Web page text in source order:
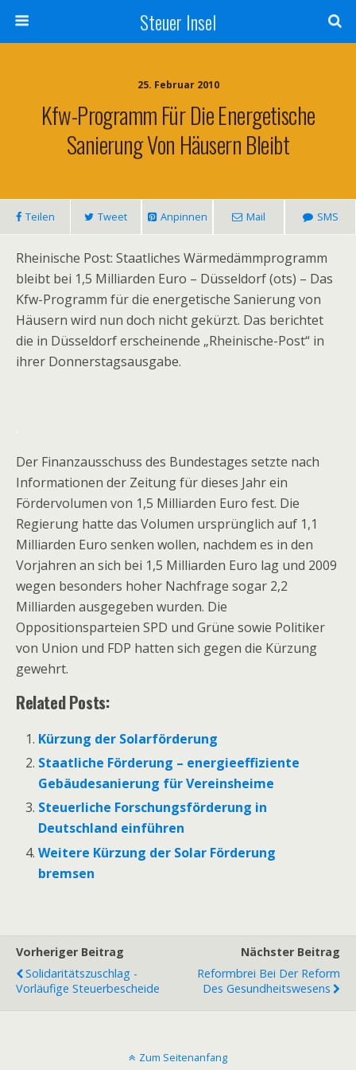
Steuer Insel
25. Februar 2010
Kfw-Programm Für Die Energetische
Sanierung Von Häusern Bleibt
Teilen Tweet Anpinnen Mail SMS
Rheinische Post: Staatliches Wärmedämmprogramm
bleibt bei 1,5 Milliarden Euro – Düsseldorf (ots) – Das
Kfw-Programm für die energetische Sanierung von
Häusern wird nun doch nicht gekürzt. Das berichtet
die in Düsseldorf erscheinende „Rheinische-Post“ in
ihrer Donnerstagsausgabe.
Der Finanzausschuss des Bundestages setzte nach
Informationen der Zeitung für dieses Jahr ein
Fördervolumen von 1,5 Milliarden Euro fest. Die
Regierung hatte das Volumen ursprünglich auf 1,1
Milliarden Euro senken wollen, nachdem es in den
Vorjahren an sich bei 1,5 Milliarden Euro lag und 2009
wegen besonders hoher Nachfrage sogar 2,2
Milliarden ausgegeben wurden. Die
Oppositionsparteien SPD und Grüne sowie Politiker
von Union und FDP hatten sich gegen die Kürzung
gewehrt.
Related Posts:
Kürzung der Solarförderung
Staatliche Förderung – energieeffiziente
Gebäudesanierung für Vereinsheime
Steuerliche Forschungsförderung in
Deutschland einführen
Weitere Kürzung der Solar Förderung
bremsen
Vorheriger Beitrag
Solidaritätszuschlag -
Vorläufige Steuerbescheide
Nächster Beitrag
Reformbrei Bei Der Reform
Des Gesundheitswesens
Zum Seitenanfang